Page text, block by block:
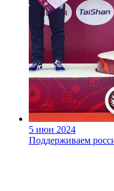
5 июн 2024
Поддерживаем